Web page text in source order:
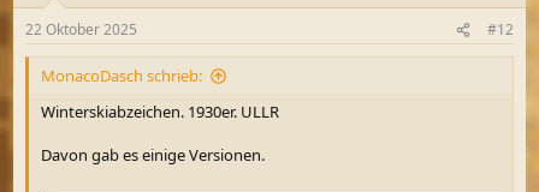
e
n
22 Oktober 2025 #12
MonacoDasch schrieb:
Winterskiabzeichen. 1930er. ULLR
Davon gab es einige Versionen.